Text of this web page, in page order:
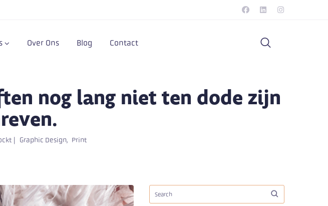
Over Ons Blog Contact
nog lang niet ten dode zijn
Graphic Design Print